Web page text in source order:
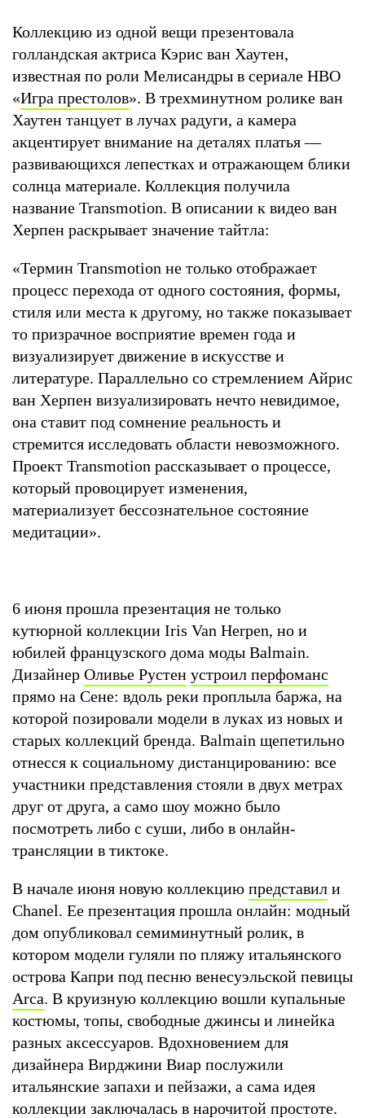
Коллекцию из одной вещи презентовала
голландская актриса Кэрис ван Хаутен,
известная по роли Мелисандры в сериале HBO
«Игра престолов». В трехминутном ролике ван
Хаутен танцует в лучах радуги, а камера
акцентирует внимание на деталях платья —
развивающихся лепестках и отражающем блики
солнца материале. Коллекция получила
название Transmotion. В описании к видео ван
Херпен раскрывает значение тайтла:
«Термин Transmotion не только отображает
процесс перехода от одного состояния, формы,
стиля или места к другому, но также показывает
то призрачное восприятие времен года и
визуализирует движение в искусстве и
литературе. Параллельно со стремлением Айрис
ван Херпен визуализировать нечто невидимое,
она ставит под сомнение реальность и
стремится исследовать области невозможного.
Проект Transmotion рассказывает о процессе,
который провоцирует изменения,
материализует бессознательное состояние
медитации».
6 июня прошла презентация не только
кутюрной коллекции Iris Van Herpen, но и
юбилей французского дома моды Balmain.
Дизайнер Оливье Рустен устроил перфоманс
прямо на Сене: вдоль реки проплыла баржа, на
которой позировали модели в луках из новых и
старых коллекций бренда. Balmain щепетильно
отнесся к социальному дистанцированию: все
участники представления стояли в двух метрах
друг от друга, а само шоу можно было
посмотреть либо с суши, либо в онлайн-
трансляции в тиктоке.
В начале июня новую коллекцию представил и
Chanel. Ее презентация прошла онлайн: модный
дом опубликовал семиминутный ролик, в
котором модели гуляли по пляжу итальянского
острова Капри под песню венесуэльской певицы
Arca. В круизную коллекцию вошли купальные
костюмы, топы, свободные джинсы и линейка
разных аксессуаров. Вдохновением для
дизайнера Вирджини Виар послужили
итальянские запахи и пейзажи, а сама идея
коллекции заключалась в нарочитой простоте.